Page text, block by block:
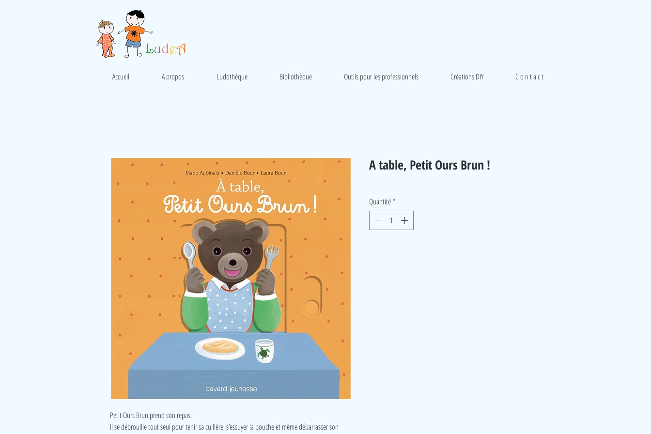
Accueil A propos Ludothèque Bibliothèque Outils pour les professionnels Créations DIY C o n t a c t
Petit Ours Brun prend son repas.
Il se débrouille tout seul pour tenir sa cuillère, s’essuyer la bouche et même débarrasser son
A table, Petit Ours Brun !
Quantité *